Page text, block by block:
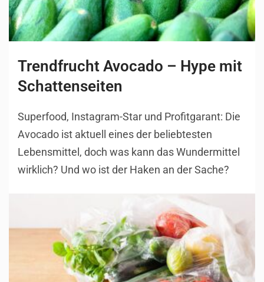
Trendfrucht Avocado – Hype mit
Schattenseiten
Superfood, Instagram-Star und Profitgarant: Die
Avocado ist aktuell eines der beliebtesten
Lebensmittel, doch was kann das Wundermittel
wirklich? Und wo ist der Haken an der Sache?